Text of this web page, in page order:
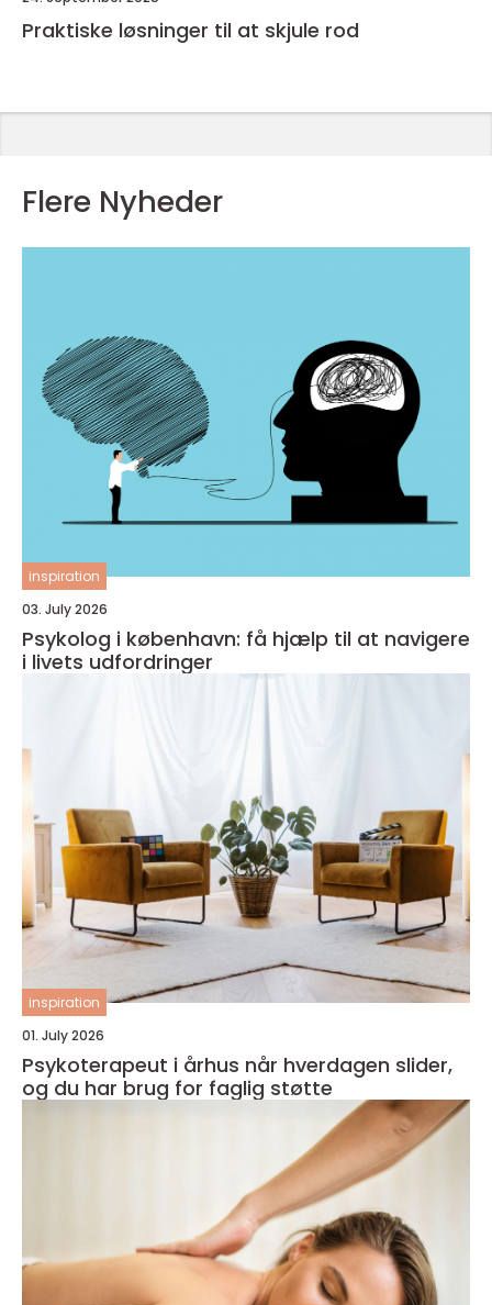
Praktiske løsninger til at skjule rod
Flere Nyheder
inspiration
03. July 2026
Psykolog i københavn: få hjælp til at navigere
i livets udfordringer
inspiration
01. July 2026
Psykoterapeut i århus når hverdagen slider,
og du har brug for faglig støtte